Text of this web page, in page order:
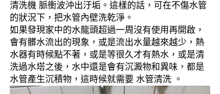
清洗機 脈衝波沖出汙垢。這樣的話，可在不傷水管
的狀況下，把水管內壁洗乾淨。
如果發現家中的水龍頭超過一周沒有使用再開啟，
會有髒水流出的現象，或是流出水量越來越少，熱
水器有時候點不著，或是等很久才有熱水，或是清
洗過水塔之後，水中還是會有沉澱物和異味，都是
水管產生沉積物，這時候就需要 水管清洗 。